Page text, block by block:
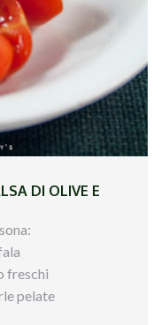
DI OLIVE E
freschi
pelate